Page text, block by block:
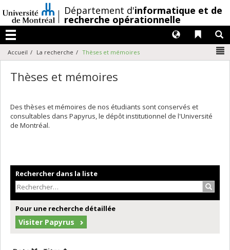
au
contenu
/Département d'informatique et de
recherche opérationnelle
Menu
Liens
Langues
Accueil La recherche Thèses et mémoires
Thèses et mémoires
Des thèses et mémoires de nos étudiants sont conservés et
consultables dans Papyrus, le dépôt institutionnel de l'Université
de Montréal.
Rechercher dans la liste
Pour une recherche détaillée
Visiter Papyrus